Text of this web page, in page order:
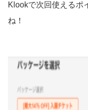
Klookで次回使えるポ
ね！